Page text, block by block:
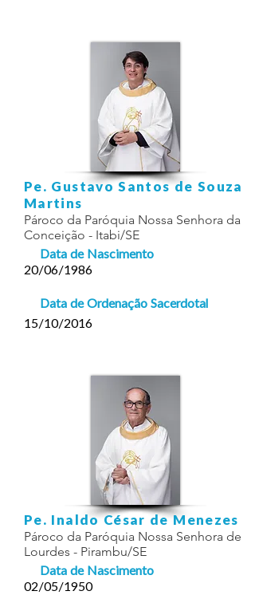
Pe. Gustavo Santos de Souza
Martins
Pároco da Paróquia Nossa Senhora da
Conceição - Itabi/SE
Data de Nascimento
20/06/1986
Data de Ordenação Sacerdotal
15/10/2016
Pe. Inaldo César de Menezes
Pároco da Paróquia Nossa Senhora de
Lourdes - Pirambu/SE
Data de Nascimento
02/05/1950